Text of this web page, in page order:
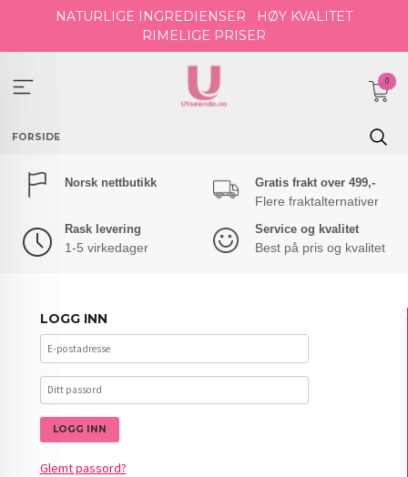
NATURLIGE INGREDIENSER
HØY KVALITET
RIMELIGE PRISER
0
FORSIDE
Norsk nettbutikk Gratis frakt over 499,-
Flere fraktalternativer
Rask levering
1-5 virkedager
Service og kvalitet
Best på pris og kvalitet
LOGG INN
Glemt passord?